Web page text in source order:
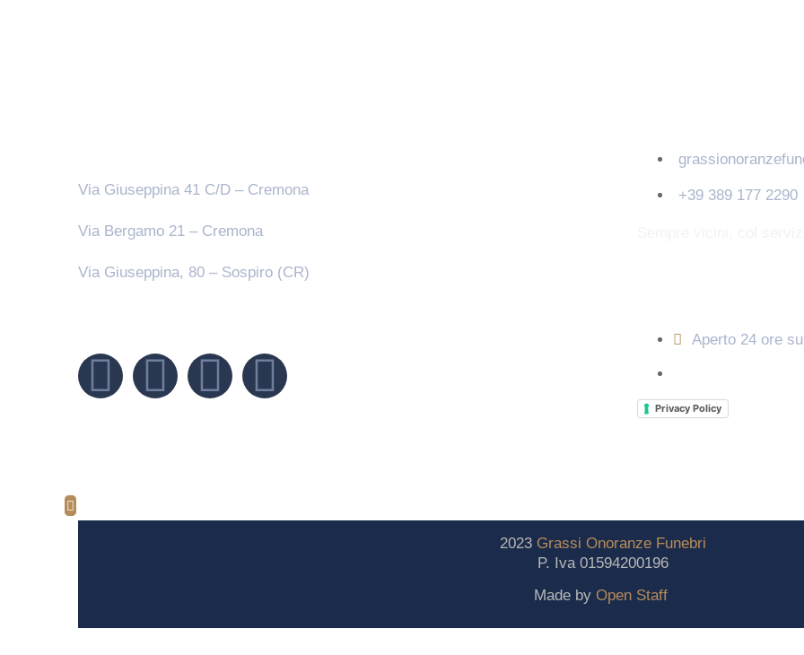
Via Giuseppina 41 C/D – Cremona
Via Bergamo 21 – Cremona
Via Giuseppina, 80 – Sospiro (CR)
+39 389 177 2290
Aperto 24 ore
Privacy Policy
2023 Grassi Onoranze Funebri
P. Iva 01594200196
Made by Open Staff